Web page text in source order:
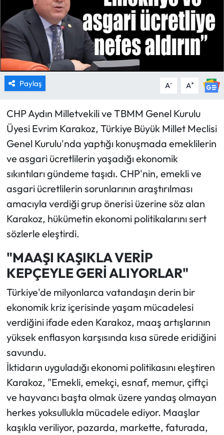
Paylaş A- A+
CHP Aydın Milletvekili ve TBMM Genel Kurulu
Üyesi Evrim Karakoz, Türkiye Büyük Millet Meclisi
Genel Kurulu'nda yaptığı konuşmada emeklilerin
ve asgari ücretlilerin yaşadığı ekonomik
sıkıntıları gündeme taşıdı. CHP'nin, emekli ve
asgari ücretlilerin sorunlarının araştırılması
amacıyla verdiği grup önerisi üzerine söz alan
Karakoz, hükümetin ekonomi politikalarını sert
sözlerle eleştirdi.
"MAAŞI KAŞIKLA VERİP
KEPÇEYLE GERİ ALIYORLAR"
Türkiye'de milyonlarca vatandaşın derin bir
ekonomik kriz içerisinde yaşam mücadelesi
verdiğini ifade eden Karakoz, maaş artışlarının
yüksek enflasyon karşısında kısa sürede eridiğini
savundu.
İktidarın uyguladığı ekonomi politikasını eleştiren
Karakoz, "Emekli, emekçi, esnaf, memur, çiftçi
ve hayvancı başta olmak üzere yandaş olmayan
herkes yoksullukla mücadele ediyor. Maaşlar
kaşıkla veriliyor, pazarda, markette, faturada,
TURİZM
YAŞAM
RESMİ İLANLAR
HABER İLAN